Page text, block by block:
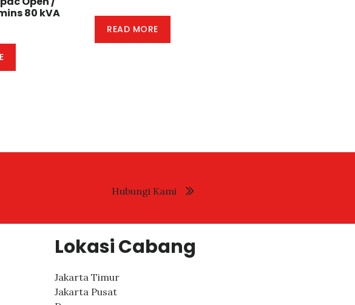
80 kVA
READ MORE
Hubungi Kami
Lokasi Cabang
Jakarta Timur
Jakarta Pusat